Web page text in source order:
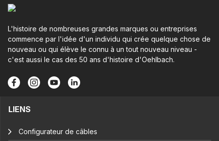
L'histoire de nombreuses grandes marques ou entreprises
commence par l'idée d'un individu qui crée quelque chose de
nouveau ou qui élève le connu à un tout nouveau niveau -
c'est aussi le cas des 50 ans d'histoire d'Oehlbach.
LIENS
Configurateur de câbles